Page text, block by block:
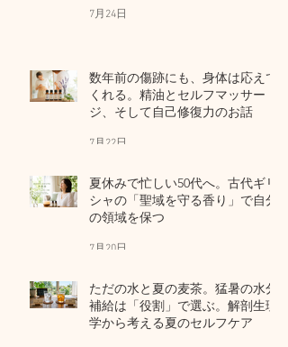
7月24日
数年前の傷跡にも、身体は応えて
くれる。精油とセルフマッサー
ジ、そして自己修復力のお話
7月22日
夏休みで忙しい50代へ。古代ギリ
シャの「聖域を守る香り」で自分
の領域を保つ
7月20日
ただの水と夏の麦茶。猛暑の水分
補給は「役割」で選ぶ。解剖生理
学から考える夏のセルフケア